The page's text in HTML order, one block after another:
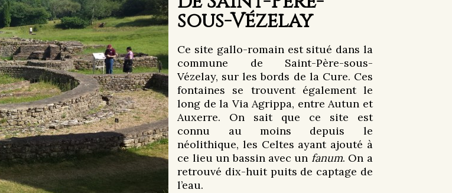
sous-Vézelay
Ce site gallo-romain est situé dans la
commune de Saint-Père-sous-
Vézelay, sur les bords de la Cure. Ces
fontaines se trouvent également le
long de la Via Agrippa, entre Autun et
Auxerre. On sait que ce site est
connu au moins depuis le
néolithique, les Celtes ayant ajouté à
ce lieu un bassin avec un fanum. On a
retrouvé dix-huit puits de captage de
l’eau.